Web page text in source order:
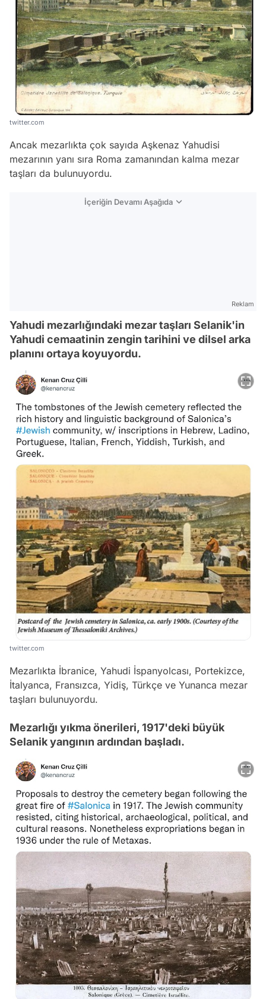
twitter.com
Ancak mezarlıkta çok sayıda Aşkenaz Yahudisi
mezarının yanı sıra Roma zamanından kalma mezar
taşları da bulunuyordu.
İçeriğin Devamı Aşağıda
Reklam
Yahudi mezarlığındaki mezar taşları Selanik'in
Yahudi cemaatinin zengin tarihini ve dilsel arka
planını ortaya koyuyordu.
twitter.com
Mezarlıkta İbranice, Yahudi İspanyolcası, Portekizce,
İtalyanca, Fransızca, Yidiş, Türkçe ve Yunanca mezar
taşları bulunuyordu.
Mezarlığı yıkma önerileri, 1917'deki büyük
Selanik yangının ardından başladı.